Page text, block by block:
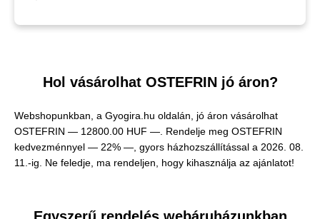
Hol vásárolhat OSTEFRIN jó áron?
Webshopunkban, a Gyogira.hu oldalán, jó áron vásárolhat
OSTEFRIN — 12800.00 HUF — . Rendelje meg OSTEFRIN
kedvezménnyel — 22% —, gyors házhozszállítással a 2026. 08.
11.-ig. Ne feledje, ma rendeljen, hogy kihasználja az ajánlatot!